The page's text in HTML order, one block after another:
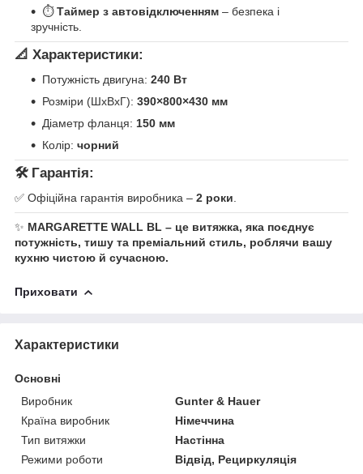
⏱️Таймер з автовідключенням – безпека і
зручність.
📐 Характеристики:
Потужність двигуна: 240 Вт
Розміри (ШхВхГ): 390×800×430 мм
Діаметр фланця: 150 мм
Колір: чорний
🛠️ Гарантія:
✅ Офіційна гарантія виробника – 2 роки
✨ MARGARETTE WALL BL – це витяжка, яка поєднує
потужність, тишу та преміальний стиль, роблячи вашу
кухню чистою й сучасною.
Приховати
Характеристики
Основні
Виробник
Gunter & Hauer
Країна виробник
Німеччина
Тип витяжки
Настінна
Режими роботи
Відвід, Рециркуляція